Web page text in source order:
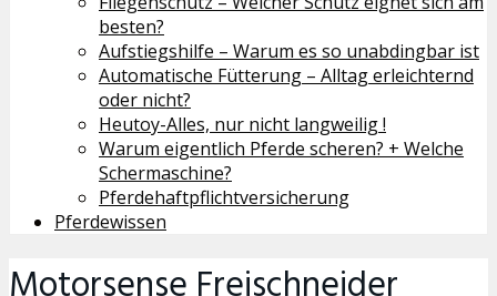
besten?
Aufstiegshilfe – Warum es so unabdingbar ist
Automatische Fütterung – Alltag erleichternd
oder nicht?
Heutoy-Alles, nur nicht langweilig !
Warum eigentlich Pferde scheren? + Welche
Schermaschine?
Pferdehaftpflichtversicherung
Pferdewissen